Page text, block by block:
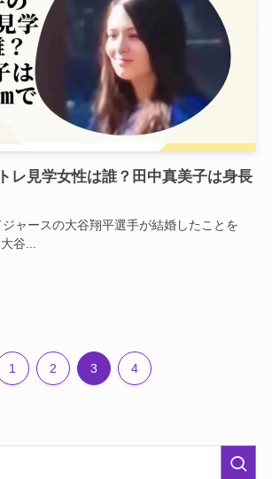
レ見学女性は誰？田中真美子は身長
ャースの大谷翔平選手が結婚したことを
谷...
1 2 3 4